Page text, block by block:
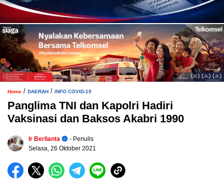
Home / DAERAH / INFO COVID-19
Panglima TNI dan Kapolri Hadiri
Vaksinasi dan Baksos Akabri 1990
Ir Berlianta
- Penulis
Selasa, 26 Oktober 2021